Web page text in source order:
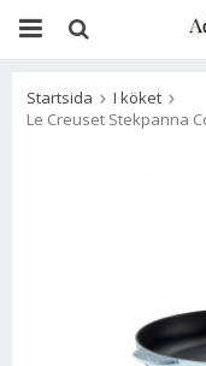
Startsida
I köket
Le Creuset Stekpanna